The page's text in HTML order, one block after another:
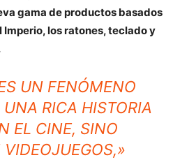
gama de productos basados
Imperio, los ratones, teclado y
UN FENÓMENO
RICA HISTORIA
EL CINE, SINO
,»